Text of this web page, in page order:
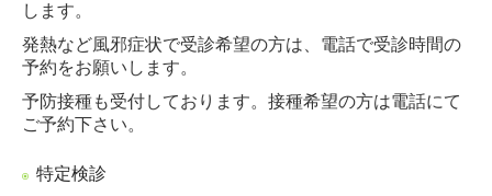
します。
発熱など風邪症状で受診希望の方は、電話で受診時間の
予約をお願いします。
予防接種も受付しております。接種希望の方は電話にて
ご予約下さい。
特定検診